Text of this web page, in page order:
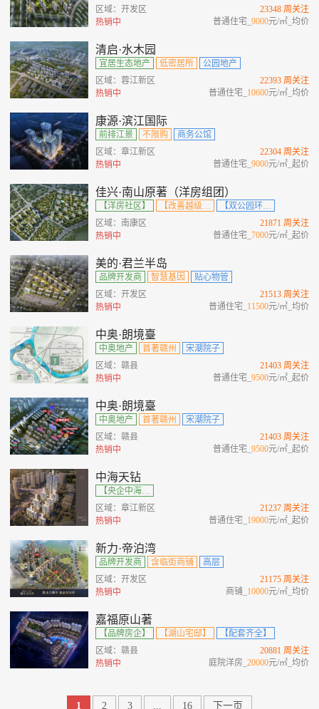
区域：开发区
热销中
23348 周关注
普通住宅_9000元/㎡_均价
清启·水木园
宜居生态地产 低密居所
公园地产
区域：蓉江新区
热销中
22393 周关注
普通住宅_ 10600元/㎡_均价
康源·滨江国际
前排江景 不限购
商务公馆
区域：章江新区
热销中
22304 周关注
普通住宅_9000元/㎡_起价
佳兴·南山原著（洋房组团）
【洋房社区】 【改善越级住区】
【双公园环绕】
区域：南康区
热销中
21871 周关注
普通住宅_7000元/㎡_起价
美的·君兰半岛
品牌开发商 智慧基因
贴心物管
区域：开发区
热销中
21513 周关注
普通住宅_ 11500元/㎡_均价
中奥·朗境臺
中奥地产 首著赣州
宋潮院子
区域：赣县
热销中
21403 周关注
普通住宅_9500元/㎡_起价
中奥·朗境臺
中奥地产 首著赣州
宋潮院子
区域：赣县
热销中
21403 周关注
普通住宅_9500元/㎡_起价
中海天钻
【央企中海】【双轴金脊】【宋式大宅】【高端圈层】
区域：章江新区
热销中
21237 周关注
普通住宅_ 19000元/㎡_起价
新力·帝泊湾
品牌开发商 含临街商铺
高层
区域：开发区
热销中
21175 周关注
商铺_ 10000元/㎡_均价
嘉福原山著
【品牌房企】 【湖山宅邸】
【配套齐全】
区域：赣县
热销中
20881 周关注
庭院洋房_20000元/㎡_均价
1 2 3 ... 16 下一页